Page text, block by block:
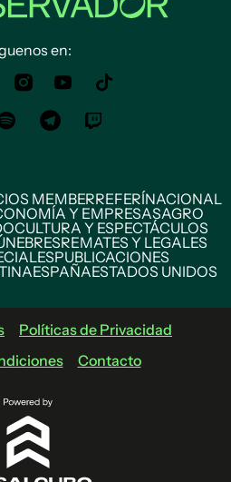
en:
MEMBERREFERÍNACIONAL
Y EMPRESASAGRO
CULTURA Y ESPECTÁCULOS
REMATES Y LEGALES
PUBLICACIONES
ESPAÑAESTADOS UNIDOS
Políticas de Privacidad
Contacto